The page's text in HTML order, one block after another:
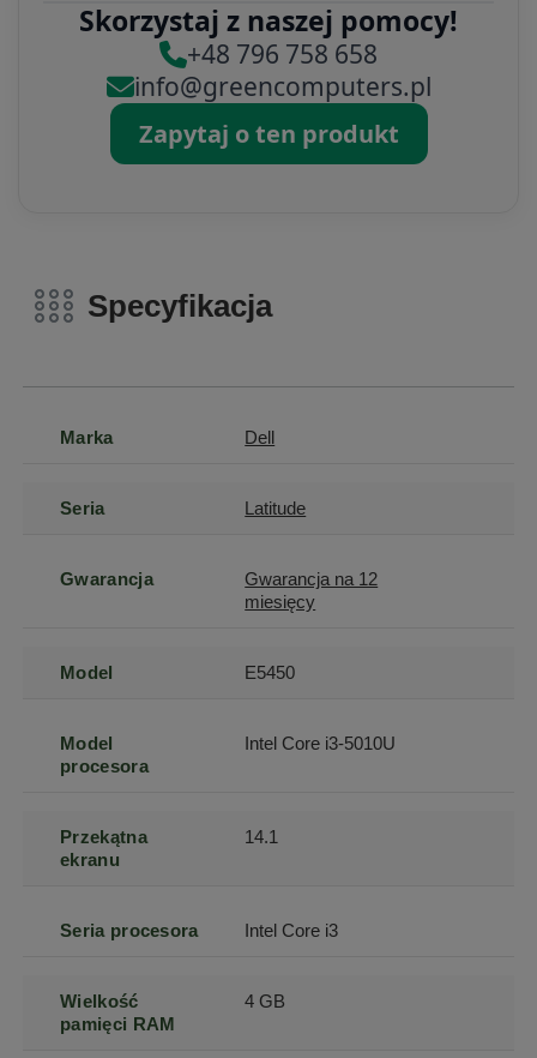
Skorzystaj z naszej pomocy!
+48 796 758 658
info@greencomputers.pl
Zapytaj o ten produkt
Specyfikacja
Marka Dell
Seria Latitude
Gwarancja
Gwarancja na 12
miesięcy
Model E5450
Model
procesora
Intel Core i3-5010U
Przekątna
ekranu
14.1
Seria procesora Intel Core i3
Wielkość
pamięci RAM
4 GB